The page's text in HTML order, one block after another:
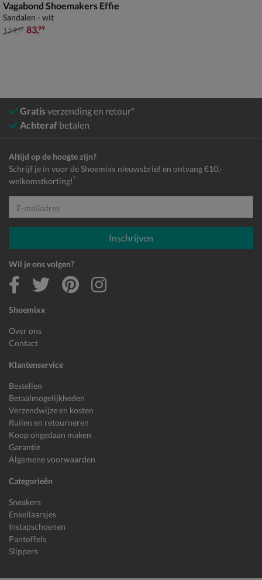
Vagabond Shoemakers Effie
Sandalen - wit
van € 119,99 voor € 83,99
119,99 83,99
Gratisverzending en retour*
Achteraf betalen
Shoemixx
Over ons
Contact
Klantenservice
Bestellen
Betaalmogelijkheden
Verzendwijze en kosten
Ruilen en retourneren
Koop ongedaan maken
Garantie
Algemene voorwaarden
Categorieën
Sneakers
Enkellaarsjes
Instapschoenen
Pantoffels
Slippers
Altijd op de hoogte zijn?
Schrijf je in voor de Shoemixx nieuwsbrief en ontvang €10,-
welkomstkorting! *
E-mailadres
Inschrijven
Wil je ons volgen?